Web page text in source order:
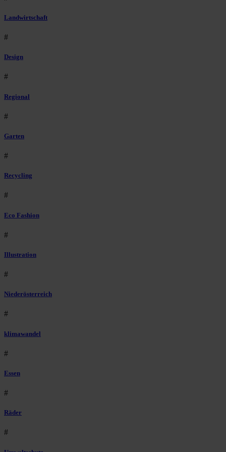
Landwirtschaft
#
Design
#
Regional
#
Garten
#
Recycling
#
Eco Fashion
#
Illustration
#
Niederösterreich
#
klimawandel
#
Essen
#
Räder
#